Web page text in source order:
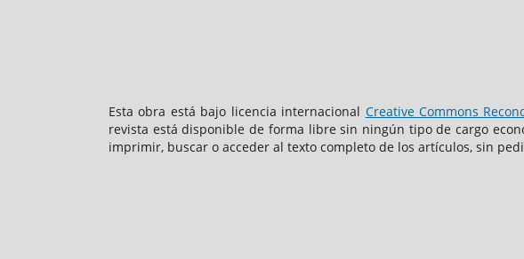
Esta obra está bajo licencia internacional Creative Commons
revista está disponible de forma libre sin ningún tipo de cargo
imprimir, buscar o acceder al texto completo de los artículos, sin